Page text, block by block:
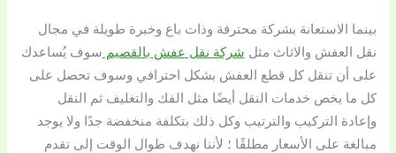
بينما الاستعانة بشركة محترفة وذات باع وخبرة طويلة في مجال
نقل العفش والاثاث مثل شركة نقل عفش بالقصيم سوف يُساعدك
على أن تنقل كل قطع العفش بشكل احترافي وسوف تحصل على
كل ما يخص خدمات النقل أيضًا مثل الفك والتغليف ثم النقل
وإعادة التركيب والترتيب وكل ذلك بتكلفة منخفضة جدًا ولا يوجد
مبالغة على الأسعار مطلقًا ؛ لأننا نهدف طوال الوقت إلى تقدم